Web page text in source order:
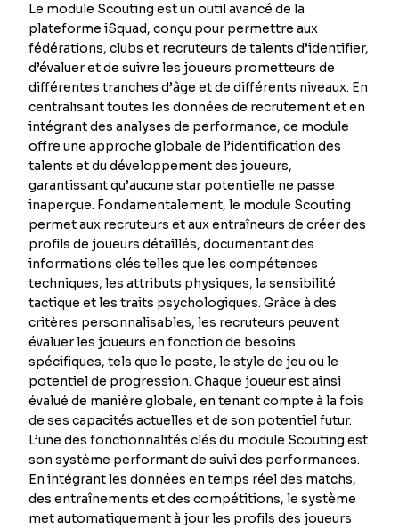
Le module Scouting est un outil avancé de la
plateforme iSquad, conçu pour permettre aux
fédérations, clubs et recruteurs de talents d’identifier,
d’évaluer et de suivre les joueurs prometteurs de
différentes tranches d’âge et de différents niveaux. En
centralisant toutes les données de recrutement et en
intégrant des analyses de performance, ce module
offre une approche globale de l’identification des
talents et du développement des joueurs,
garantissant qu’aucune star potentielle ne passe
inaperçue. Fondamentalement, le module Scouting
permet aux recruteurs et aux entraîneurs de créer des
profils de joueurs détaillés, documentant des
informations clés telles que les compétences
techniques, les attributs physiques, la sensibilité
tactique et les traits psychologiques. Grâce à des
critères personnalisables, les recruteurs peuvent
évaluer les joueurs en fonction de besoins
spécifiques, tels que le poste, le style de jeu ou le
potentiel de progression. Chaque joueur est ainsi
évalué de manière globale, en tenant compte à la fois
de ses capacités actuelles et de son potentiel futur.
L’une des fonctionnalités clés du module Scouting est
son système performant de suivi des performances.
En intégrant les données en temps réel des matchs,
des entraînements et des compétitions, le système
met automatiquement à jour les profils des joueurs